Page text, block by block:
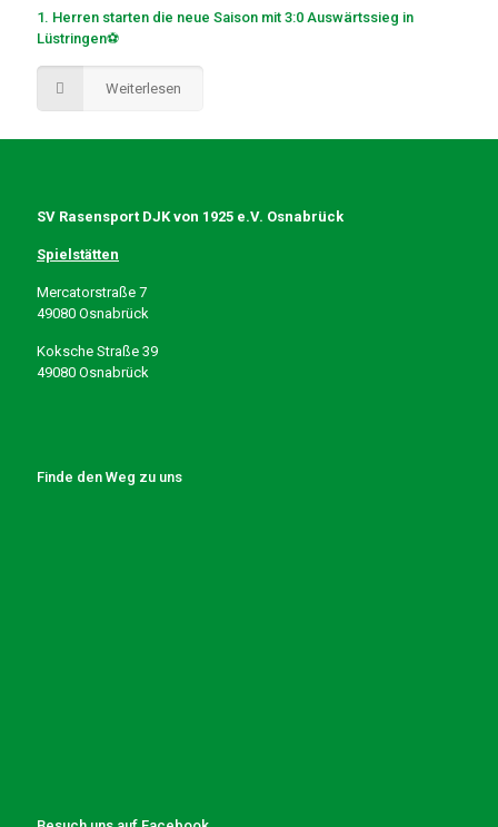
1. Herren starten die neue Saison mit 3:0 Auswärtssieg in
Lüstringen⚽
Weiterlesen
SV Rasensport DJK von 1925 e.V. Osnabrück
Spielstätten
Mercatorstraße 7
49080 Osnabrück
Koksche Straße 39
49080 Osnabrück
Finde den Weg zu uns